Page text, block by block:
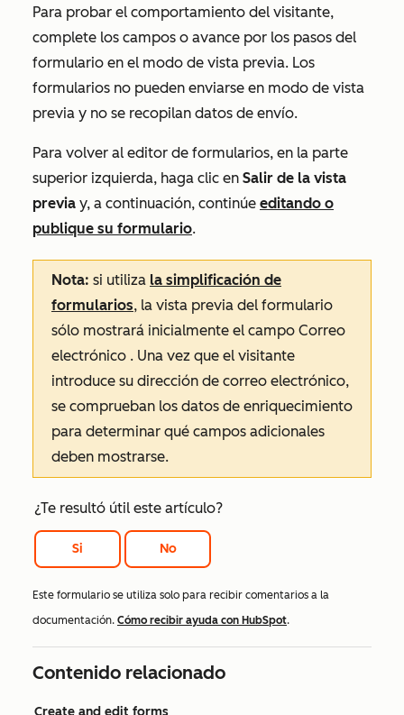
Para probar el comportamiento del visitante,
complete los campos o avance por los pasos del
formulario en el modo de vista previa. Los
formularios no pueden enviarse en modo de vista
previa y no se recopilan datos de envío.
Para volver al editor de formularios, en la parte
superior izquierda, haga clic en Salir de la vista
previa y, a continuación, continúe editando o
publique su formulario.
Nota: si utiliza la simplificación de
formularios, la vista previa del formulario
sólo mostrará inicialmente el campo Correo
electrónico . Una vez que el visitante
introduce su dirección de correo electrónico,
se comprueban los datos de enriquecimiento
para determinar qué campos adicionales
deben mostrarse.
¿Te resultó útil este artículo?
Si No
Este formulario se utiliza solo para recibir comentarios a la
documentación. Cómo recibir ayuda con HubSpot.
Contenido relacionado